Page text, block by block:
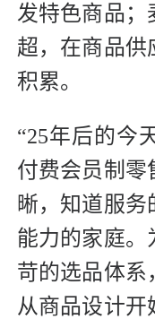
发特色商品；
超，在商品供
积累。
“25年后的今
付费会员制零
晰，知道服
能力的家庭。
苛的选品体系
从商品设计开